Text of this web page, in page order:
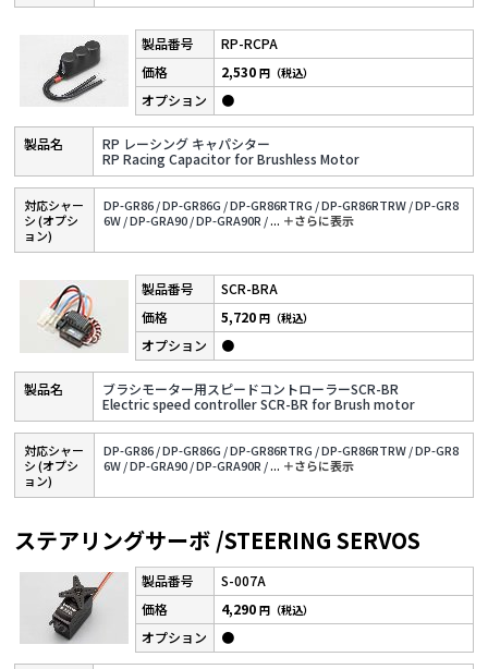
RP-RCPA
RP レーシング キャパシター
RP Racing Capacitor for Brushless Motor
2,530円（税込）
●
対応シャー
シ (オプシ
ョン)
DP-GR86 /DP-GR86G /DP-GR86RTRG /DP-GR86RTRW /DP-GR8
6W /DP-GRA90 /DP-GRA90R /... ＋さらに表⽰
SCR-BRA
ブラシモーター用スピードコントローラーSCR-BR
Electric speed controller SCR-BR for Brush motor
5,720円（税込）
●
対応シャー
シ (オプシ
ョン)
DP-GR86 /DP-GR86G /DP-GR86RTRG /DP-GR86RTRW /DP-GR8
6W /DP-GRA90 /DP-GRA90R /... ＋さらに表⽰
ステアリングサーボ /STEERING SERVOS
S-007A
4,290円（税込）
●